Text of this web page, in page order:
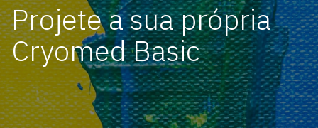
Projete a sua própria
Cryomed Basic